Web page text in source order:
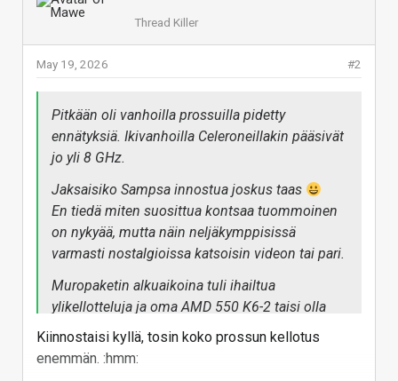
Thread Killer
#2
May 19, 2026
Pitkään oli vanhoilla prossuilla pidetty
ennätyksiä. Ikivanhoilla Celeroneillakin pääsivät
jo yli 8 GHz.
Jaksaisiko Sampsa innostua joskus taas
En tiedä miten suosittua kontsaa tuommoinen
on nykyää, mutta näin neljäkymppisissä
varmasti nostalgioissa katsoisin videon tai pari.
Muropaketin alkuaikoina tuli ihailtua
ylikellotteluja ja oma AMD 550 K6-2 taisi olla
eka setuppi mitä itsekin innostuin virittelee.
(Jos ei lasketa 486:n turbo nappia).
Kiinnostaisi kyllä, tosin koko prossun kellotus
enemmän. :hmm: